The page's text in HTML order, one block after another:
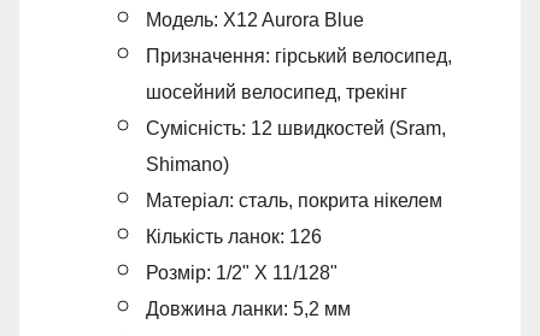
Модель: X12 Aurora Blue
Призначення: гірський велосипед,
шосейний велосипед, трекінг
Сумісність: 12 швидкостей (Sram,
Shimano)
Матеріал: сталь, покрита нікелем
Кількість ланок: 126
Розмір: 1/2" X 11/128"
Довжина ланки: 5,2 мм